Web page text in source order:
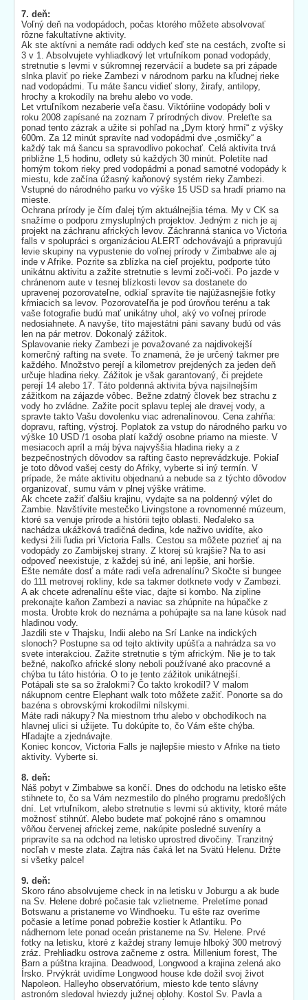
7. deň:
Voľný deň na vodopádoch, počas ktorého môžete absolvovať
rôzne fakultatívne aktivity.
Ak ste aktívni a nemáte radi oddych keď ste na cestách, zvoľte si
3 v 1. Absolvujete vyhliadkový let vrtuľníkom ponad vodopády,
stretnutie s levmi v súkromnej rezervácií a budete sa pri západe
slnka plaviť po rieke Zambezi v národnom parku na kľudnej rieke
nad vodopádmi. Tu máte šancu vidieť slony, žirafy, antilopy,
hrochy a krokodíly na brehu alebo vo vode.
Let vrtuľníkom nezaberie veľa času. Viktóriine vodopády boli v
roku 2008 zapísané na zoznam 7 prírodných divov. Preleťte sa
ponad tento zázrak a užite si pohľad na „Dym ktorý hrmí“ z výšky
600m. Za 12 minút spravíte nad vodopádmi dve „osmičky“ a
každý tak má šancu sa spravodlivo pokochať. Celá aktivita trvá
približne 1,5 hodinu, odlety sú každých 30 minút. Poletíte nad
horným tokom rieky pred vodopádmi a ponad samotné vodopády k
miestu, kde začína úžasný kaňonový systém rieky Zambezi.
Vstupné do národného parku vo výške 15 USD sa hradí priamo na
mieste.
Ochrana prírody je čím ďalej tým aktuálnejšia téma. My v CK sa
snažíme o podporu zmysluplných projektov. Jedným z nich je aj
projekt na záchranu afrických levov. Záchranná stanica vo Victoria
falls v spolupráci s organizáciou ALERT odchovávajú a pripravujú
levie skupiny na vypustenie do voľnej prírody v Zimbabwe ale aj
inde v Afrike. Pozrite sa zblízka na cieľ projektu, podporte túto
unikátnu aktivitu a zažite stretnutie s levmi zoči-voči. Po jazde v
chránenom aute v tesnej blízkosti levov sa dostanete do
upravenej pozorovateľne, odkiaľ spravíte tie najúžasnejšie fotky
kŕmiacich sa levov. Pozorovateľňa je pod úrovňou terénu a tak
vaše fotografie budú mať unikátny uhol, aký vo voľnej prírode
nedosiahnete. A navyše, títo majestátni páni savany budú od vás
len na pár metrov. Dokonalý zážitok.
Splavovanie rieky Zambezi je považované za najdivokejší
komerčný rafting na svete. To znamená, že je určený takmer pre
každého. Množstvo perejí a kilometrov prejdených za jeden deň
určuje hladina rieky. Zážitok je však garantovaný, či prejdete
perejí 14 alebo 17. Táto poldenná aktivita býva najsilnejším
zážitkom na zájazde vôbec. Bežne zdatný človek bez strachu z
vody ho zvládne. Zažite pocit splavu teplej ale dravej vody, a
spravte takto Vašu dovolenku viac adrenalínovou. Cena zahŕňa:
dopravu, rafting, výstroj. Poplatok za vstup do národného parku vo
výške 10 USD /1 osoba platí každý osobne priamo na mieste. V
mesiacoch apríl a máj býva najvyššia hladina rieky a z
bezpečnostných dôvodov sa rafting často neprevádzkuje. Pokiaľ
je toto dôvod vašej cesty do Afriky, vyberte si iný termín. V
prípade, že máte aktivitu objednanú a nebude sa z týchto dôvodov
organizovať, sumu vám v plnej výške vrátime.
Ak chcete zažiť ďalšiu krajinu, vydajte sa na poldenný výlet do
Zambie. Navštívite mestečko Livingstone a rovnomenné múzeum,
ktoré sa venuje prírode a histórii tejto oblasti. Neďaleko sa
nachádza ukážková tradičná dedina, kde naživo uvidíte, ako
kedysi žili ľudia pri Victoria Falls. Cestou sa môžete pozrieť aj na
vodopády zo Zambijskej strany. Z ktorej sú krajšie? Na to asi
odpoveď neexistuje, z každej sú iné, ani lepšie, ani horšie.
Ešte nemáte dosť a máte radi veľa adrenalínu? Skočte si bungee
do 111 metrovej rokliny, kde sa takmer dotknete vody v Zambezi.
A ak chcete adrenalínu ešte viac, dajte si kombo. Na zipline
prekonajte kaňon Zambezi a naviac sa zhúpnite na húpačke z
mosta. Urobte krok do neznáma a pohúpajte sa na lane kúsok nad
hladinou vody.
Jazdili ste v Thajsku, Indii alebo na Srí Lanke na indických
slonoch? Postupne sa od tejto aktivity upúšťa a nahrádza sa vo
svete interakciou. Zažite stretnutie s tým africkým. Nie je to tak
bežné, nakoľko africké slony neboli používané ako pracovné a
chýba tu táto história. O to je tento zážitok unikátnejší.
Potápali ste sa so žralokmi? Čo takto krokodíl? V malom
nákupnom centre Elephant walk toto môžete zažiť. Ponorte sa do
bazéna s obrovskými krokodílmi nílskymi.
Máte radi nákupy? Na miestnom trhu alebo v obchodíkoch na
hlavnej ulici si užijete. Tu dokúpite to, čo Vám ešte chýba.
Hľadajte a zjednávajte.
Koniec koncov, Victoria Falls je najlepšie miesto v Afrike na tieto
aktivity. Vyberte si.
8. deň:
Náš pobyt v Zimbabwe sa končí. Dnes do odchodu na letisko ešte
stihnete to, čo sa Vám nezmestilo do plného programu predošlých
dní. Let vrtuľníkom, alebo stretnutie s levmi sú aktivity, ktoré máte
možnosť stihnúť. Alebo budete mať pokojné ráno s omamnou
vôňou červenej africkej zeme, nakúpite posledné suveníry a
pripravíte sa na odchod na letisko uprostred divočiny. Tranzitný
nocľah v meste zlata. Zajtra nás čaká let na Svätú Helenu. Držte
si všetky palce!
9. deň:
Skoro ráno absolvujeme check in na letisku v Joburgu a ak bude
na Sv. Helene dobré počasie tak vzlietneme. Preletíme ponad
Botswanu a pristaneme vo Windhoeku. Tu ešte raz overíme
počasie a letíme ponad pobrežie kostier k Atlantiku. Po
nádhernom lete ponad oceán pristaneme na Sv. Helene. Prvé
fotky na letisku, ktoré z každej strany lemuje hlboký 300 metrový
zráz. Prehliadku ostrova začneme z ostra. Millenium forest, The
Barn a púštna krajina. Deadwood, Longwood a krajina zelená ako
Írsko. Prvýkrát uvidíme Longwood house kde dožil svoj život
Napoleon. Halleyho observatórium, miesto kde tento slávny
astronóm sledoval hviezdy južnej oblohy. Kostol Sv. Pavla a